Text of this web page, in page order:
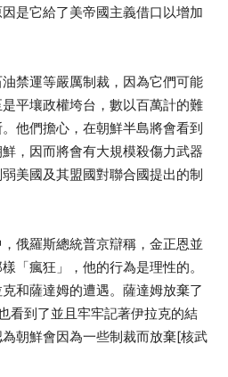
是它給了美帝國主義借口以增加
禁運等嚴厲制裁，因為它們可能
平壤政權垮台，數以百萬計的難
他們擔心，在朝鮮半島將會看到
，因而將會有大規模殺傷力武器
美國及其盟國對聯合國提出的制
俄羅斯總統普京辯稱，金正恩並
「瘋狂」，他的行為是理性的。
和薩達姆的遭遇。薩達姆放棄了
看到了並且牢牢記著伊拉克的結
朝鮮會因為一些制裁而放棄[核武